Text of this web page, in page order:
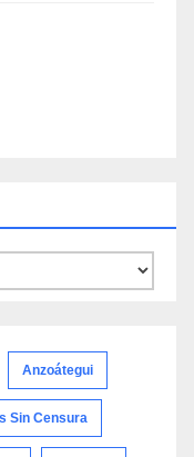
Anzoátegui
Sin Censura